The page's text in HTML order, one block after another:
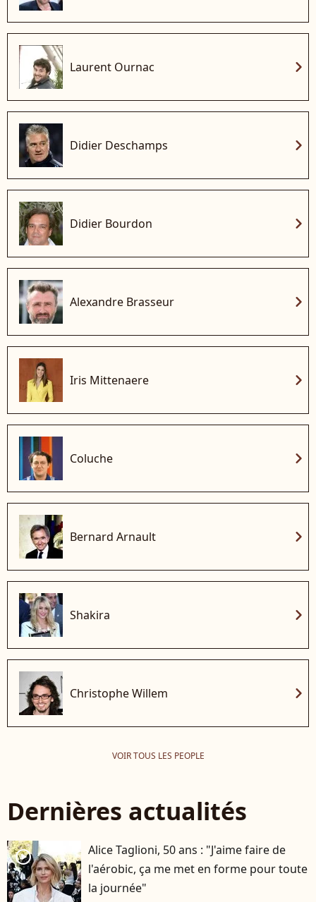
Laurent Ournac chevron_right
Didier Deschamps chevron_right
Didier Bourdon chevron_right
Alexandre Brasseur chevron_right
Iris Mittenaere chevron_right
Coluche chevron_right
Bernard Arnault chevron_right
Shakira chevron_right
Christophe Willem chevron_right
VOIR TOUS LES PEOPLE
Dernières actualités
player2
Alice Taglioni, 50 ans : "J'aime faire de
l'aérobic, ça me met en forme pour toute
la journée"